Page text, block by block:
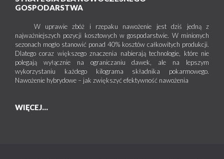
GOSPODARSTWA
W uprawie zbóż i rzepaku nawożenie jest dziś jedną z
najważniejszych pozycji kosztowych w gospodarstwie. W minionych
sezonach mogło stanowić ponad 40% kosztów całkowitych produkcji.
Dlatego coraz większego znaczenia nabierają technologie, które nie
polegają wyłącznie na ograniczaniu dawek, ale na lepszym
wykorzystaniu każdego kilograma składnika pokarmowego.
Nawożenie hybrydowe – jak zwiększyć efektywność nawożenia
WIĘCEJ...